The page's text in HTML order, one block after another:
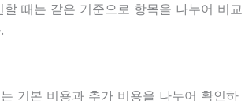
때는 같은 기준으로 항목을 나누어 비교
기본 비용과 추가 비용을 나누어 확인하